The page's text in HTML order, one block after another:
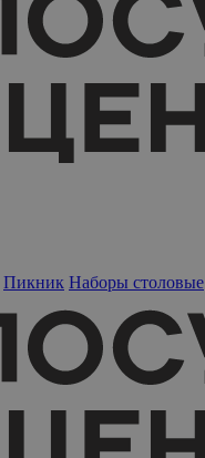
Пикник Наборы столовые